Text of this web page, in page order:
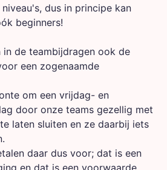
dus in principe kan
beginners!
in de teambijdragen ook de
een zogenaamde
om een vrijdag- en
door onze teams gezellig met
laten sluiten en ze daarbij iets
daar dus voor; dat is een
en dat is een voorwaarde